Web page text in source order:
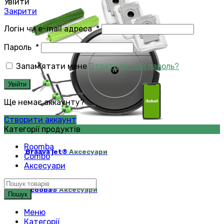
Braava jet® Аксесуари
Scooba®Аксесуари
Закрити
Логін чи e-mail адреса*
Пароль *
Запам'ятати мене Втратили свій пароль?
Увійти
Ще немає аккаунту?
Створити аккаунт
Категорії продуктів
Roomba
Combo
Аксесуари
Пошук
Меню
Категорії